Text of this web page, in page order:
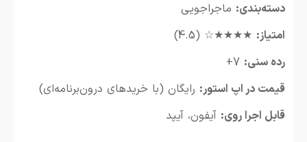
دسته‌بندی: ماجراجویی
امتیاز: ★★★★☆ (4.5)
رده سنی:
قیمت در اپ استور: رایگان (با خریدهای درون‌برنامه‌ای)
قابل اجرا روی: آیفون، آیپد